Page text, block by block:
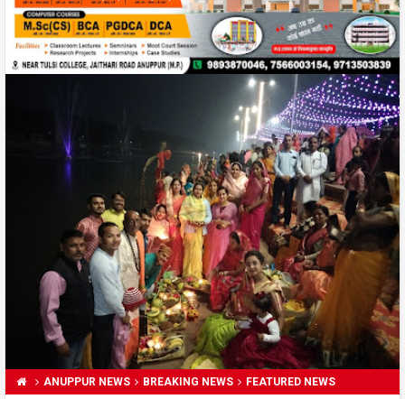
ANUPPUR NEWS BREAKING NEWS FEATURED NEWS